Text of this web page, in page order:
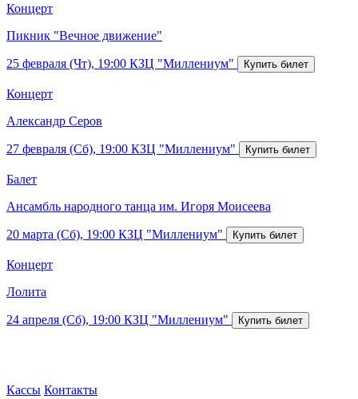
Концерт
Пикник "Вечное движение"
25 февраля (Чт), 19:00 КЗЦ "Миллениум"
Концерт
Александр Серов
27 февраля (Сб), 19:00 КЗЦ "Миллениум"
Балет
Ансамбль народного танца им. Игоря Моисеева
20 марта (Сб), 19:00 КЗЦ "Миллениум"
Концерт
Лолита
24 апреля (Сб), 19:00 КЗЦ "Миллениум"
Кассы Контакты